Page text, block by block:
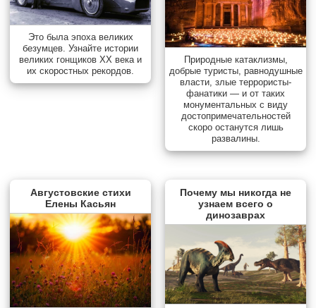
Это была эпоха великих
безумцев. Узнайте истории
великих гонщиков XX века и
их скоростных рекордов.
Природные катаклизмы,
добрые туристы, равнодушные
власти, злые террористы-
фанатики — и от таких
монументальных с виду
достопримечательностей
скоро останутся лишь
развалины.
Августовские стихи
Елены Касьян
Почему мы никогда не
узнаем всего о
динозаврах